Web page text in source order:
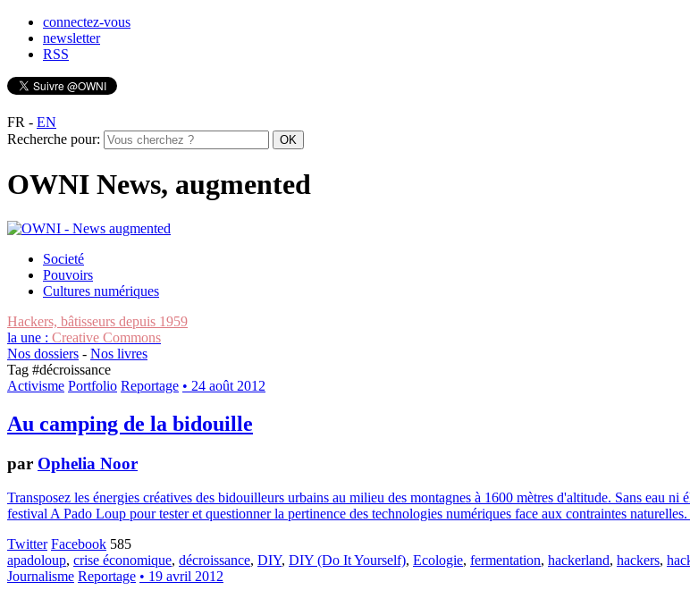
connectez-vous
newsletter
RSS
FR - EN
Recherche pour:
OWNI News, augmented
Societé
Pouvoirs
Cultures numériques
Hackers, bâtisseurs depuis 1959
la une : Creative Commons
Nos dossiers - Nos livres
Tag #décroissance
Activisme Portfolio Reportage • 24 août 2012
Au camping de la bidouille
par Ophelia Noor
Transposez les énergies créatives des bidouilleurs urbains au milieu des montagnes à 1600 mètres d'altitude. Sans eau
festival A Pado Loup pour tester et questionner la pertinence des technologies numériques face aux contraintes
Twitter Facebook 585
apadoloup, crise économique, décroissance, DIY, DIY (Do It Yourself), Ecologie, fermentation, hackerland, hackers,
Journalisme Reportage • 19 avril 2012